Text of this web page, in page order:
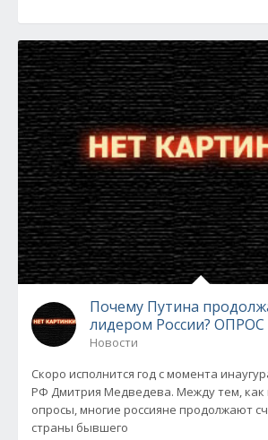
Почему Путина
лидером России?
Новости
Скоро исполнится год с момента
РФ Дмитрия Медведева. Между тем,
опросы, многие россияне продолжают
страны бывшего